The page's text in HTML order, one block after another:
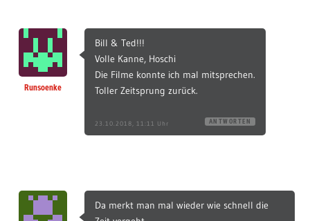
Runsoenke
Bill & Ted!!!
Volle Kanne, Hoschi
Die Filme konnte ich mal mitsprechen.
Toller Zeitsprung zurück.
23.10.2018, 11:11 Uhr ANTWORTEN
Da merkt man mal wieder wie schnell die